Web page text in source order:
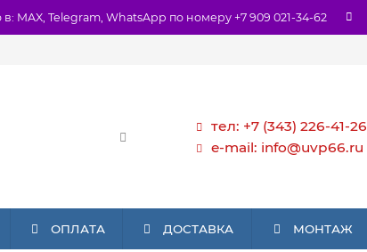
MAX, Telegram, WhatsApp по номеру +7 909 021-34-62
тел: +7 (343) 226-41-26
e-mail: info@uvp66.ru
ОПЛАТА ДОСТАВКА МОНТАЖ